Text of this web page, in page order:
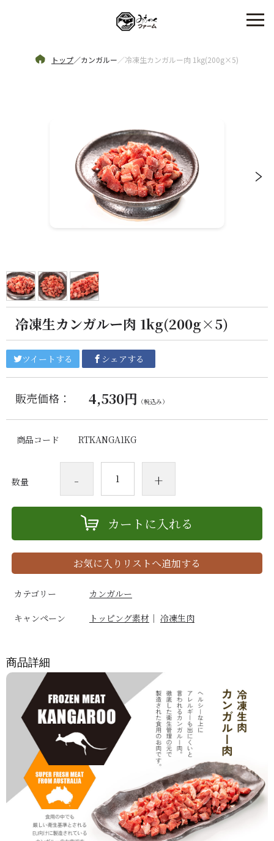
トップ／カンガルー／冷凍生カンガルー肉 1kg(200g×5)
冷凍生カンガルー肉 1kg(200g×5)
ツイートする シェアする
販売価格： 4,530円 （税込み）
商品コード RTKANGA1KG
数量 - +
カートに入れる
お気に入りリストへ追加する
カテゴリー
カンガルー
キャンペーン
トッピング素材 ｜ 冷凍生肉
商品詳細